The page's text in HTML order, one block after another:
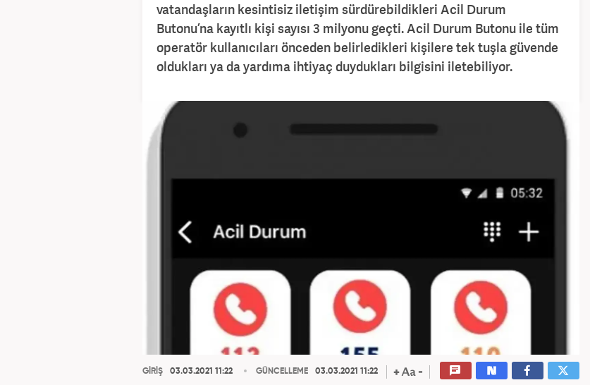
vatandaşların kesintisiz iletişim sürdürebildikleri Acil Durum
Butonu’na kayıtlı kişi sayısı 3 milyonu geçti. Acil Durum Butonu ile tüm
operatör kullanıcıları önceden belirledikleri kişilere tek tuşla güvende
oldukları ya da yardıma ihtiyaç duydukları bilgisini iletebiliyor.
GİRİŞ 03.03.2021 11:22 GÜNCELLEME 03.03.2021 11:22